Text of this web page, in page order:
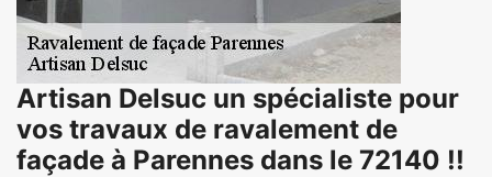
Artisan Delsuc un spécialiste pour
vos travaux de ravalement de
façade à Parennes dans le 72140 !!